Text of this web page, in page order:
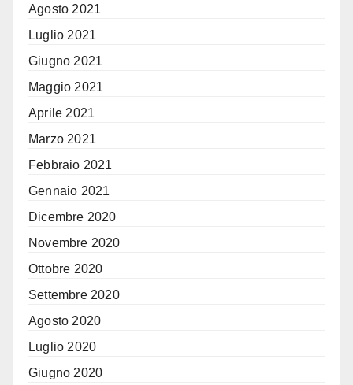
Agosto 2021
Luglio 2021
Giugno 2021
Maggio 2021
Aprile 2021
Marzo 2021
Febbraio 2021
Gennaio 2021
Dicembre 2020
Novembre 2020
Ottobre 2020
Settembre 2020
Agosto 2020
Luglio 2020
Giugno 2020